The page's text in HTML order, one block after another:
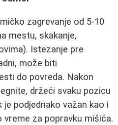
zagrevanje od 5-10
mestu, skakanje,
Istezanje pre
može biti
do povreda. Nakon
držeći svaku pozicu
je podjednako važan kao i
vreme za popravku mišića.